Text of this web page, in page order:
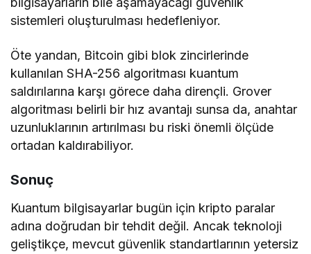
sistemleri oluşturulması hedefleniyor.
Öte yandan, Bitcoin gibi blok zincirlerinde
kullanılan SHA-256 algoritması kuantum
saldırılarına karşı görece daha dirençli. Grover
algoritması belirli bir hız avantajı sunsa da, anahtar
uzunluklarının artırılması bu riski önemli ölçüde
ortadan kaldırabiliyor.
Sonuç
Kuantum bilgisayarlar bugün için kripto paralar
adına doğrudan bir tehdit değil. Ancak teknoloji
geliştikçe, mevcut güvenlik standartlarının yetersiz